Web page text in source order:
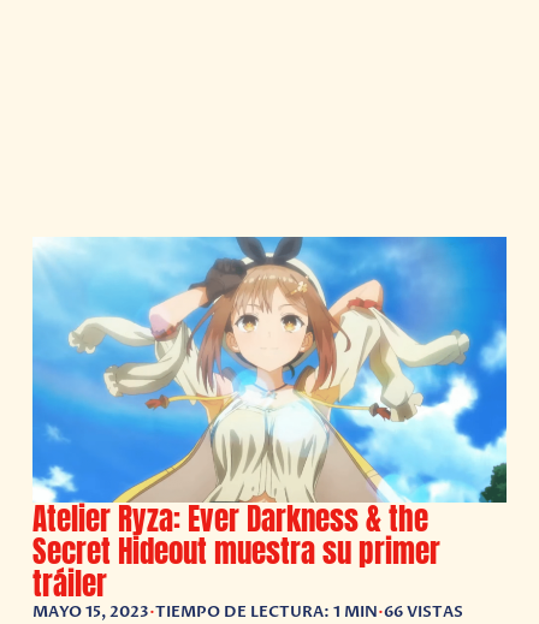
Atelier Ryza: Ever Darkness & the
Secret Hideout muestra su primer
tráiler
MAYO 15, 2023•TIEMPO DE LECTURA: 1 MIN•66 VISTAS